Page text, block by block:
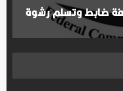
ضابط وتسلم رشوة